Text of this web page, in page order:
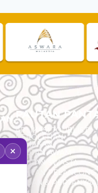
PAUTAN
APLIKASI TOURLIST
PEROLEHAN
SEMAKAN
PAUTAN AWAM
PAUTAN SWASTA
PAUTAN PELANCONG
ADUAN &
×